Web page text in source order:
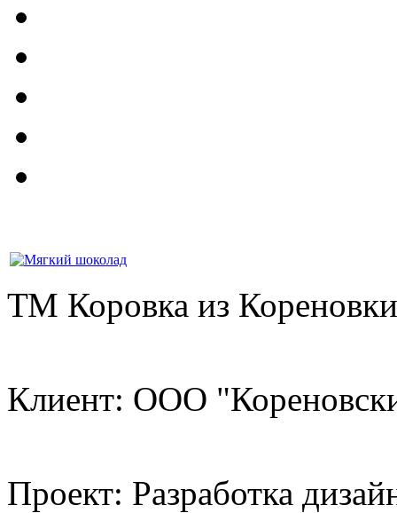
ТМ Коровка из Кореновки
Клиент: ООО
Проект: Разработка